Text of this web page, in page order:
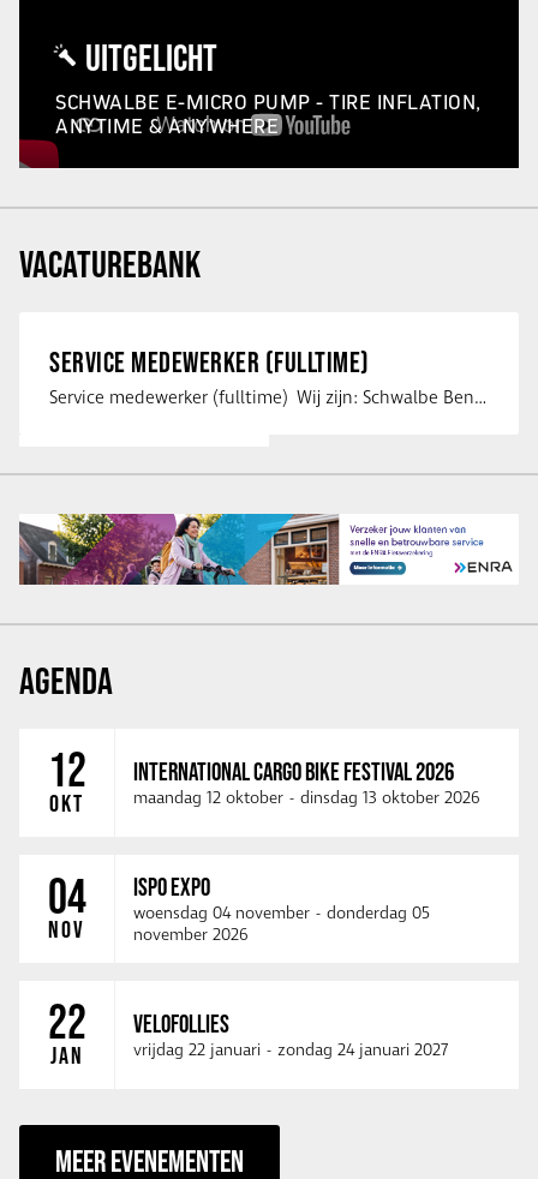
UITGELICHT
SCHWALBE E-MICRO PUMP - TIRE INFLATION,
ANYTIME & ANYWHERE
VACATUREBANK
SERVICE MEDEWERKER (FULLTIME)
Service medewerker (fulltime) Wij zijn: Schwalbe Benelux; merkeigenaar, …
AGENDA
12
OKT
INTERNATIONAL CARGO BIKE FESTIVAL 2026
maandag 12 oktober - dinsdag 13 oktober 2026
04
NOV
ISPO EXPO
woensdag 04 november - donderdag 05
november 2026
22
JAN
VELOFOLLIES
vrijdag 22 januari - zondag 24 januari 2027
MEER EVENEMENTEN